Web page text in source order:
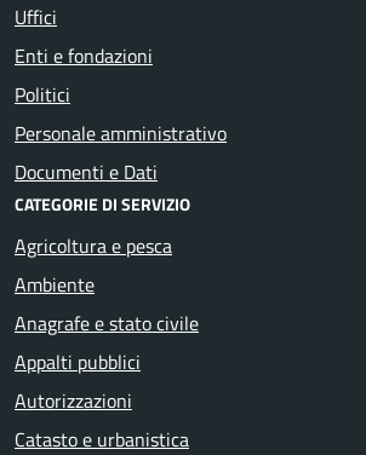
Uffici
Enti e fondazioni
Politici
Personale amministrativo
Documenti e Dati
CATEGORIE DI SERVIZIO
Agricoltura e pesca
Ambiente
Anagrafe e stato civile
Appalti pubblici
Autorizzazioni
Catasto e urbanistica